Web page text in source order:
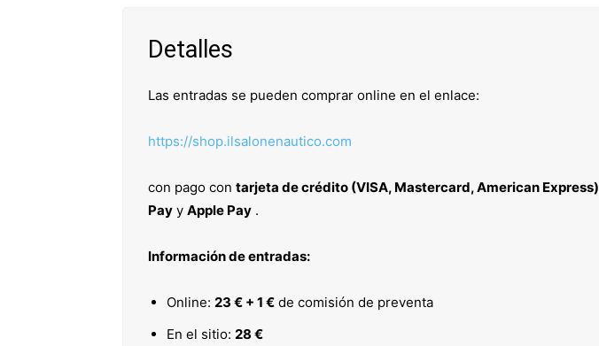
Detalles
Las entradas se pueden comprar online en el enlace:
https://shop.ilsalonenautico.com
con pago con tarjeta de crédito (VISA, Mastercard, American Express)
Pay y Apple Pay .
Información de entradas:
Online: 23 € + 1 € de comisión de preventa
En el sitio: 28 €